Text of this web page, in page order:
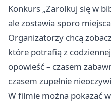
Konkurs „Zarolkuj się w
ale zostawia sporo
Organizatorzy chcą
które potrafią z
opowieść – czasem
czasem zupełnie
W filmie można pokazać